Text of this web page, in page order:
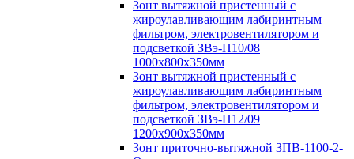
Зонт вытяжной пристенный с
жироулавливающим лабиринтным
фильтром, электровентилятором и
подсветкой ЗВэ-П10/08
1000х800х350мм
Зонт вытяжной пристенный с
жироулавливающим лабиринтным
фильтром, электровентилятором и
подсветкой ЗВэ-П12/09
1200х900х350мм
Зонт приточно-вытяжной ЗПВ-1100-2-